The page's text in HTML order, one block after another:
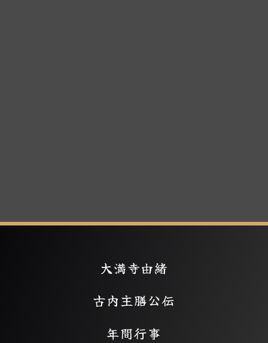
大満寺由緒
古内主膳公伝
年間行事